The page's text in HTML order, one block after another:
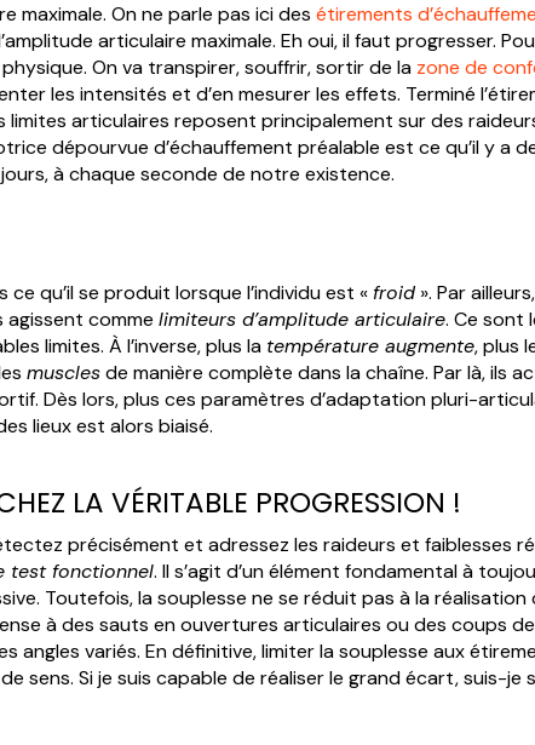
maximale. On ne parle pas ici desétirements
articulaire maximale. Eh oui, il faut progresser.
On va transpirer, souffrir, sortir de la zone de
les intensités et d’en mesurer les effets. Terminé
limites articulaires reposent principalement sur des
dépourvue d’échauffement préalable est ce qu’il y a
à chaque seconde de notre existence.
qu’il se produit lorsque l’individu est « froid ». Par
agissent commelimiteurs d’amplitude articulaire. Ce sont
limites. À l’inverse, plus la température augmente, plus
musclesde manière complète dans la chaîne. Par là, ils
Dès lors, plus ces paramètres d’adaptation pluri-
lieux est alors biaisé.
LA VÉRITABLE PROGRESSION !
précisément et adressez les raideurs et faiblesses
test fonctionnel. Il s’agit d’un élément fondamental à
Toutefois, la souplesse ne se réduit pas à la réalisation
à des sauts en ouvertures articulaires ou des coups
angles variés. En définitive, limiter la souplesse aux
sens. Si je suis capable de réaliser le grand écart, suis-